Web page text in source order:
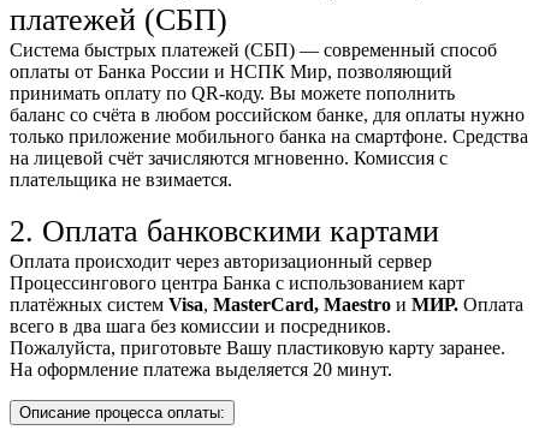
платежей (СБП)
Система быстрых платежей (СБП) — современный способ
оплаты от Банка России и НСПК Мир, позволяющий
принимать оплату по QR-коду. Вы можете пополнить
баланс со счёта в любом российском банке, для оплаты нужно
только приложение мобильного банка на смартфоне. Средства
на лицевой счёт зачисляются мгновенно. Комиссия с
плательщика не взимается.
2. Оплата банковскими картами
Оплата происходит через авторизационный сервер
Процессингового центра Банка с использованием карт
платёжных систем Visa, MasterCard, Maestro и МИР. Оплата
всего в два шага без комиссии и посредников.
Пожалуйста, приготовьте Вашу пластиковую карту заранее.
На оформление платежа выделяется 20 минут.
Описание процесса оплаты: